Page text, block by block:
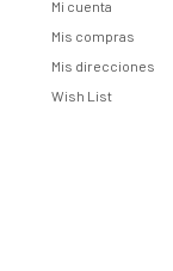
Mi cuenta
Mis compras
Mis direcciones
Wish List